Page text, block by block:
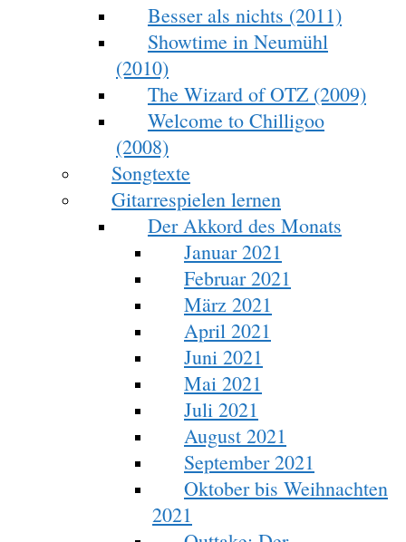
Besser als nichts (2011)
Showtime in Neumühl
(2010)
The Wizard of OTZ (2009)
Welcome to Chilligoo
(2008)
Songtexte
Gitarrespielen lernen
Der Akkord des Monats
Januar 2021
Februar 2021
März 2021
April 2021
Juni 2021
Mai 2021
Juli 2021
August 2021
September 2021
Oktober bis Weihnachten
2021